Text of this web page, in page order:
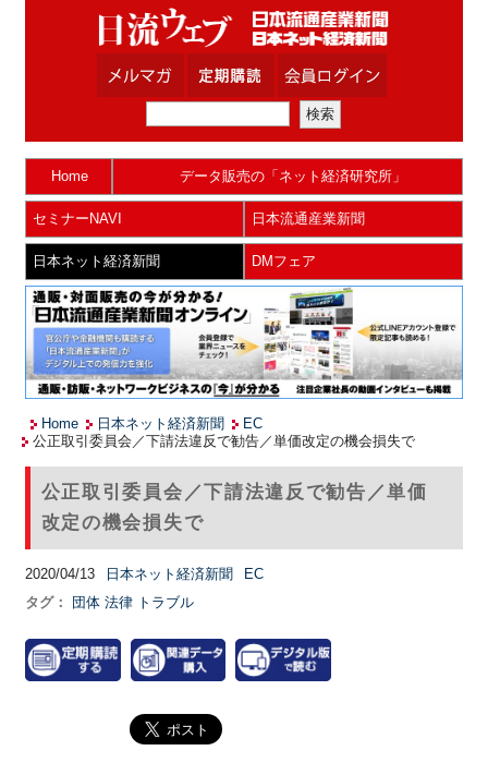
Home データ販売の「ネット経済研究所」
セミナーNAVI 日本流通産業新聞
日本ネット経済新聞 DMフェア
Home 日本ネット経済新聞
EC
公正取引委員会／下請法違反で勧告／単価改定の機会損失で
公正取引委員会／下請法違反で勧告／単価
改定の機会損失で
2020/04/13 日本ネット経済新聞
EC
タグ：
団体 法律 トラブル